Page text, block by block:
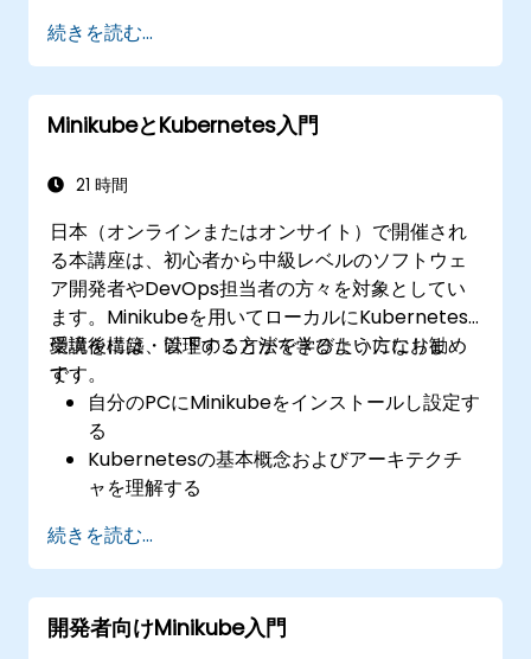
Helmチャート形式で提供されるサードパーテ
ィ製アプリケーションを実行すること
Helmパッケージのリリース状況を管理するこ
と
続きを読む...
MinikubeとKubernetes入門
21 時間
日本（オンラインまたはオンサイト）で開催され
る本講座は、初心者から中級レベルのソフトウェ
ア開発者やDevOps担当者の方々を対象としてい
ます。Minikubeを用いてローカルにKubernetes
環境を構築・管理する方法を学びたい方にお勧め
です。
受講後には、以下のことができるようになりま
す：
自分のPCにMinikubeをインストールし設定す
る
Kubernetesの基本概念およびアーキテクチ
ャを理解する
コンテナのデプロイと管理を行う
Kubernetes向けの永続ストレージやネット
ワーク環境を構築する
アプリケーションの開発・テスト・デバッグ
続きを読む...
開発者向けMinikube入門